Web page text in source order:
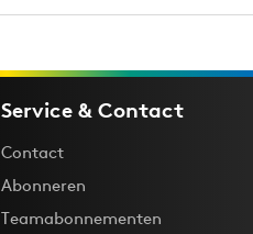
Service & Contact
Contact
Abonneren
Teamabonnementen